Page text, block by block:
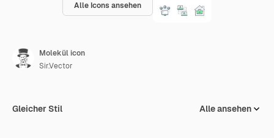
Alle Icons ansehen
Molekül icon
Sir.Vector
Gleicher Stil Alle ansehen